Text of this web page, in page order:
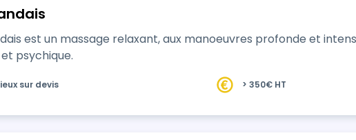
est un massage relaxant, aux manoeuvres profonde et
psychique.
sur devis > 350€ HT